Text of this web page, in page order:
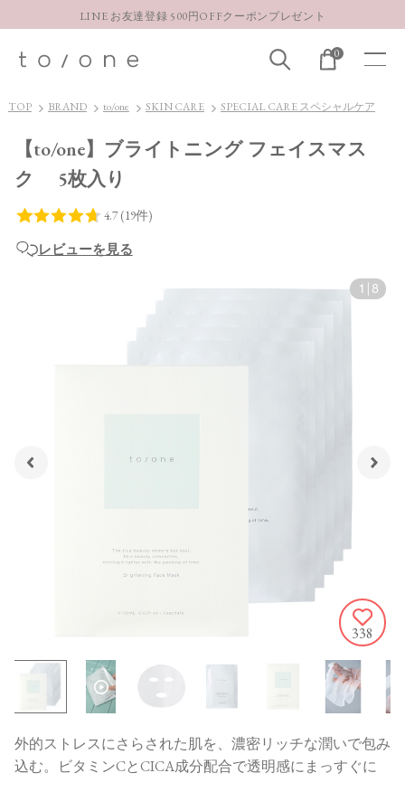
LINE お友達登録 500円OFFクーポンプレゼント
お得な定期購入コースはこちら
LINE お友達登録 500円OFFクーポンプレゼント
0
TOP BRAND to/one SKIN CARE SPECIAL CARE スペシャルケア
【to/one】ブライトニング フェイスマス
ク 5枚入り
レビューを見る
1 8
338
外的ストレスにさらされた肌を、濃密リッチな潤いで包み
込む。ビタミンCとCICA成分配合で透明感にまっすぐに